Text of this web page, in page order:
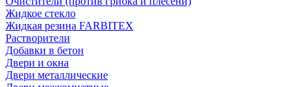
Жидкое стекло
Жидкая резина FARBITEX
Растворители
Добавки в бетон
Двери и окна
Двери металлические